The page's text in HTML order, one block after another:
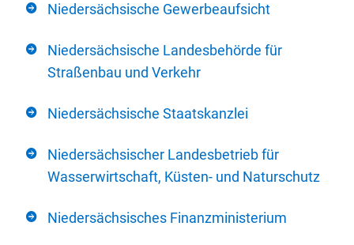
Niedersächsische Gewerbeaufsicht
Niedersächsische Landesbehörde für
Straßenbau und Verkehr
Niedersächsische Staatskanzlei
Niedersächsischer Landesbetrieb für
Wasserwirtschaft, Küsten- und Naturschutz
Niedersächsisches Finanzministerium